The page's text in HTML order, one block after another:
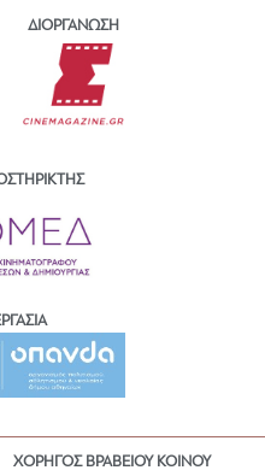
ΔΙΟΡΓΑΝΩΣΗ
ΧΟΡΗΓΟΣ ΒΡΑΒΕΙΟΥ ΚΟΙΝΟΥ